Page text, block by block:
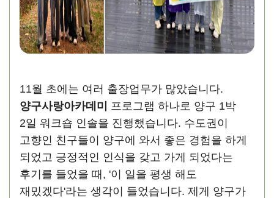
11월 초에는 여러 출장업무가 많았습니다.
양구사랑아카데미
프로그램 하나로 양구 1박
2일 워크숍 인솔을 진행했습니다. 수도권이
고향인 친구들이 양구에 와서 좋은 경험을 하게
되었고 긍정적인 인식을 갖고 가게 되었다는
후기를 들었을 때, '이 일을 평생 해도
재밌겠다'라는 생각이 들었습니다. 제게 양구가